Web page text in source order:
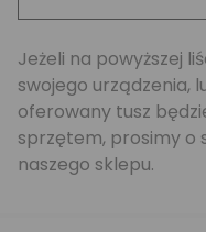
Jeżeli na powyższej
swojego urządzenia,
oferowany tusz
sprzętem, prosimy o
naszego sklepu.